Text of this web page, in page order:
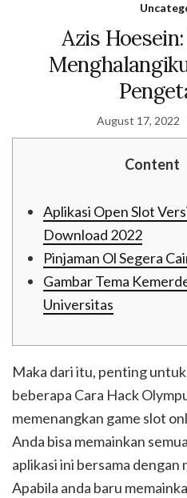
Azis
August 17, 2022
Content
Aplikasi Open Slot
Download 2022
Pinjaman Ol Segera
Gambar Tema
Universitas
Maka dari itu, penting
beberapa Cara Hack
memenangkan game slot
Anda bisa memainkan
aplikasi ini bersama
Apabila anda baru